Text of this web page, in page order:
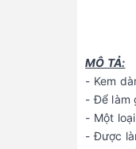
MÔ TẢ:
- Kem
- Để làm
- Một
- Được